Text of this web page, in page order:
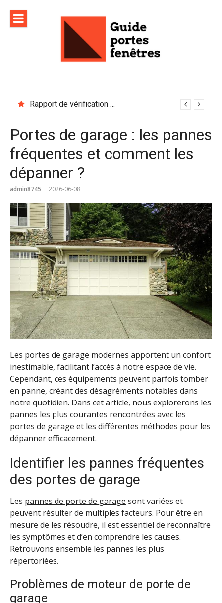
contenu
Rapport de vérification sécurité : à conserver précieusement
Portes de garage : les pannes
fréquentes et comment les
dépanner ?
admin8745 2026-06-08
Les portes de garage modernes apportent un confort
inestimable, facilitant l’accès à notre espace de vie.
Cependant, ces équipements peuvent parfois tomber
en panne, créant des désagréments notables dans
notre quotidien. Dans cet article, nous explorerons les
pannes les plus courantes rencontrées avec les
portes de garage et les différentes méthodes pour les
dépanner efficacement.
Identifier les pannes fréquentes
des portes de garage
Les pannes de porte de garage sont variées et
peuvent résulter de multiples facteurs. Pour être en
mesure de les résoudre, il est essentiel de reconnaître
les symptômes et d’en comprendre les causes.
Retrouvons ensemble les pannes les plus
répertoriées.
Problèmes de moteur de porte de
garage